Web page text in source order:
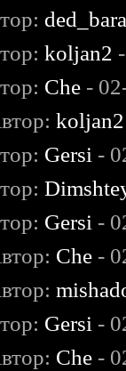
koljan2
Che -
koljan2
Gersi -
Gersi -
Che -
Gersi -
Che -